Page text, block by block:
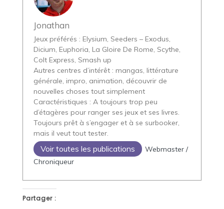
Jonathan
Jeux préférés : Elysium, Seeders – Exodus,
Dicium, Euphoria, La Gloire De Rome, Scythe,
Colt Express, Smash up
Autres centres d’intérêt : mangas, littérature
générale, impro, animation, découvrir de
nouvelles choses tout simplement
Caractéristiques : A toujours trop peu
d’étagères pour ranger ses jeux et ses livres.
Toujours prêt à s’engager et à se surbooker,
mais il veut tout tester.
Voir toutes les publications
Webmaster /
Chroniqueur
Partager :